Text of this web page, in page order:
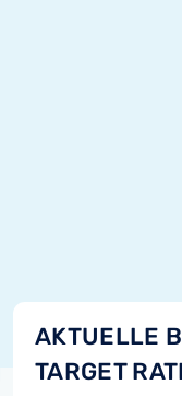
AKTUELLE
TARGET